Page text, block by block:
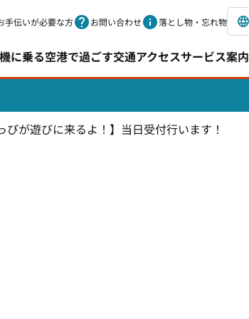
手伝いが必要な方 お問い合わせ 落とし物・忘れ物
に乗る空港で過ごす交通アクセスサービス案内
ぴが遊びに来るよ！】当日受付行います！